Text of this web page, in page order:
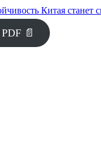
Китая станет
PDF 📄